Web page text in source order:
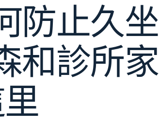
防止久坐
和診所家